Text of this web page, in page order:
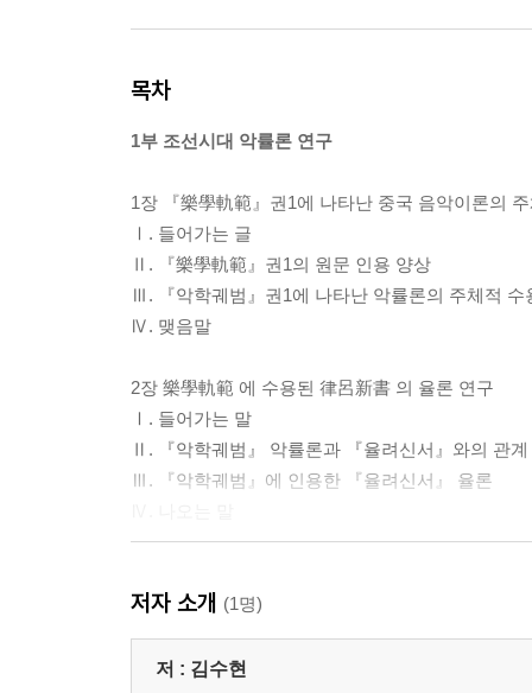
목차
1부 조선시대 악률론 연구
1장 『樂學軌範』권1에 나타난 중국 음악이론의
Ⅰ. 들어가는 글
Ⅱ. 『樂學軌範』권1의 원문 인용 양상
Ⅲ. 『악학궤범』권1에 나타난 악률론의 주체적 수
Ⅳ. 맺음말
2장 樂學軌範 에 수용된 律呂新書 의 율론 연구
Ⅰ. 들어가는 말
Ⅱ. 『악학궤범』 악률론과 『율려신서』와의 관계
Ⅲ. 『악학궤범』에 인용한 『율려신서』 율론
Ⅰ. 머리말
Ⅱ. 『악서』의 성격과 「논어훈의」의 내용
Ⅲ. 『논어』의 악 관련 개념에 대한 진양의 해석
저자 소개 (1명)
저 : 김수현